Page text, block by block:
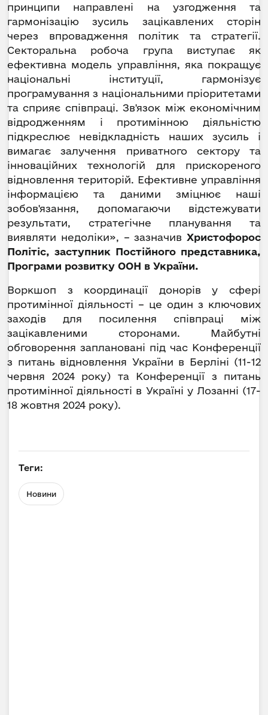
принципи направлені на узгодження та
гармонізацію зусиль зацікавлених сторін
через впровадження політик та стратегії.
Секторальна робоча група виступає як
ефективна модель управління, яка покращує
національні інституції, гармонізує
програмування з національними пріоритетами
та сприяє співпраці. Зв'язок між економічним
відродженням і протимінною діяльністю
підкреслює невідкладність наших зусиль і
вимагає залучення приватного сектору та
інноваційних технологій для прискореного
відновлення територій. Ефективне управління
інформацією та даними зміцнює наші
зобов'язання, допомагаючи відстежувати
результати, стратегічне планування та
виявляти недоліки», – зазначив Христофорос
Політіс, заступник Постійного представника,
Програми розвитку ООН в України.
Воркшоп з координації донорів у сфері
протимінної діяльності – це один з ключових
заходів для посилення співпраці між
зацікавленими сторонами. Майбутні
обговорення заплановані під час Конференції
з питань відновлення України в Берліні (11-12
червня 2024 року) та Конференції з питань
протимінної діяльності в Україні у Лозанні (17-
18 жовтня 2024 року).
Теги:
Новини